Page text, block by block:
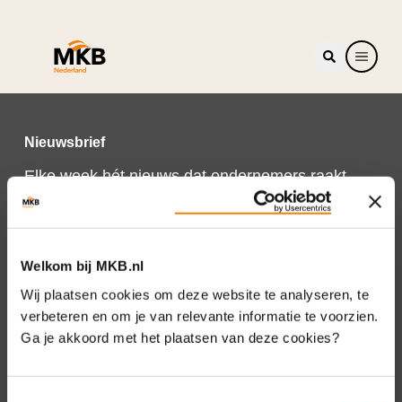
Welkom bij MKB.nl
Wij plaatsen cookies om deze website te analyseren, te
verbeteren en om je van relevante informatie te voorzien.
Ga je akkoord met het plaatsen van deze cookies?
Nieuwsbrief
Elke week hét nieuws dat ondernemers raakt.
Schrijf je nu in voor de MKB-Nederland
nieuwsbrief.
Schrijf je in
Direct naar
Over ons